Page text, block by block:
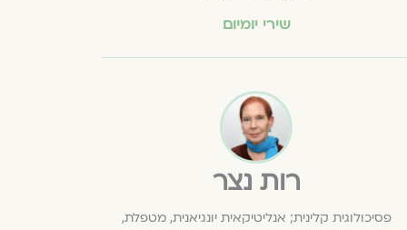
שירי יומיום
רות נצר
פסיכולוגית קלינית; אנליטיקאית יונגיאנית, מטפלת,